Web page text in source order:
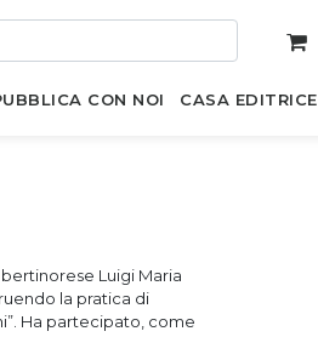
CON NOI CASA EDITRICE
Luigi Maria
la pratica di
Ha partecipato, come